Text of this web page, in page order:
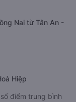
Nai từ Tân An -
Hiệp
điểm trung bình